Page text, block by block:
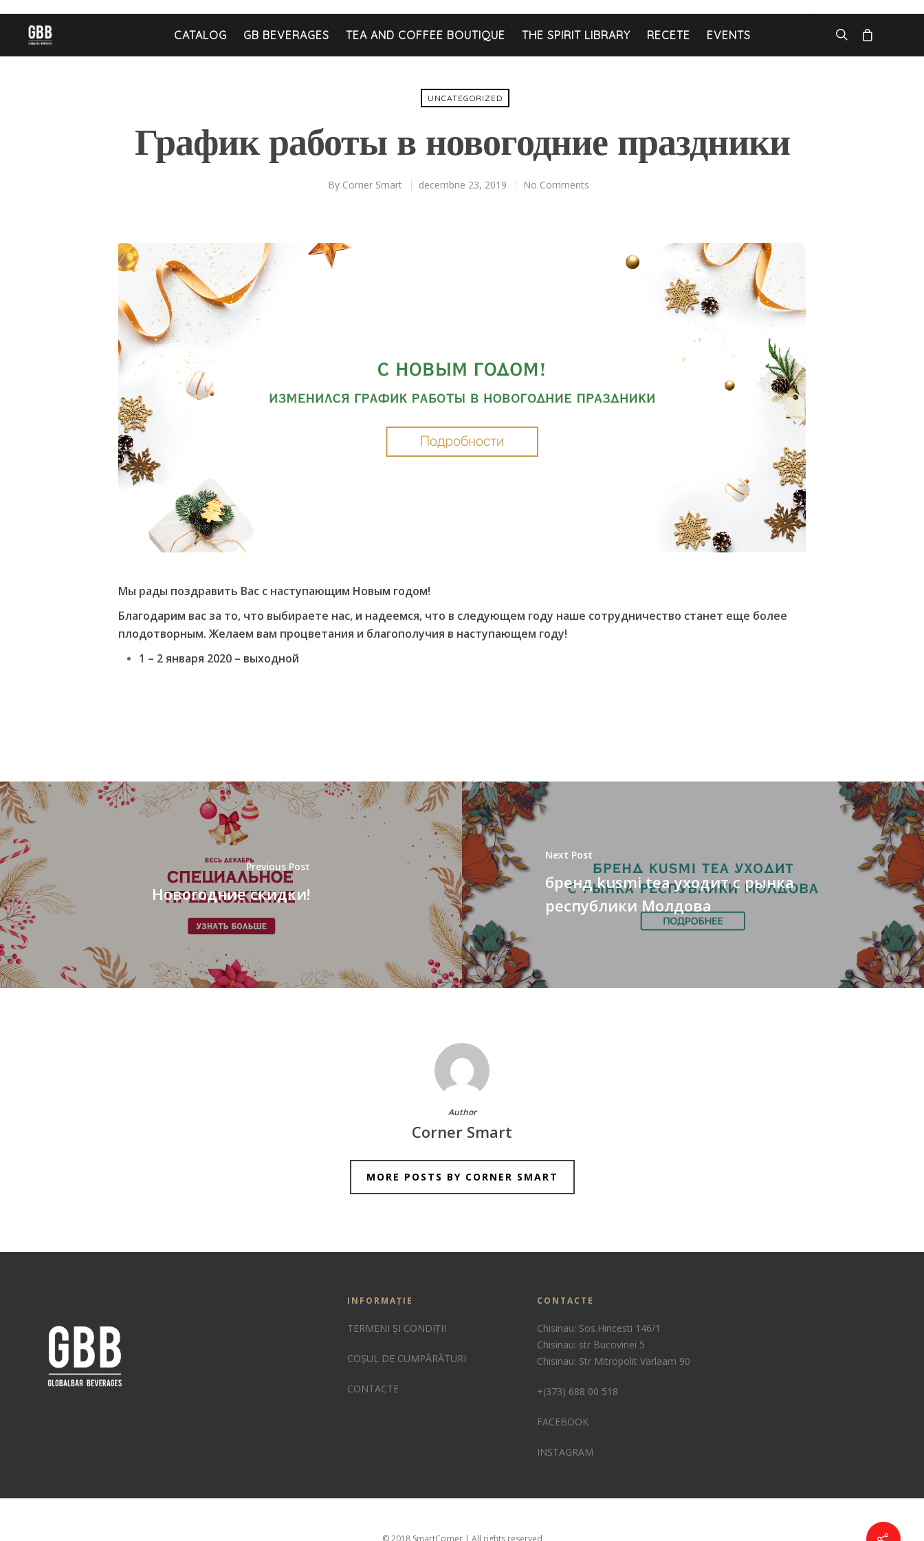
CATALOG GB BEVERAGES TEA AND COFFEE BOUTIQUE THE SPIRIT LIBRARY RECETE EVENTS
UNCATEGORIZED
График работы в новогодние праздники
By Corner Smart decembrie 23, 2019 No Comments
Мы рады поздравить Вас с наступающим Новым годом!
Благодарим вас за то, что выбираете нас, и надеемся, что в следующем году наше сотрудничество станет еще более
плодотворным. Желаем вам процветания и благополучия в наступающем году!
1 – 2 января 2020 – выходной
Previous Post
Новогодние скидки!
Next Post
бренд kusmi tea уходит с рынка
республики Mолдова
Author
Corner Smart
MORE POSTS BY CORNER SMART
INFORMAȚIE
TERMENI ȘI CONDIȚII
COȘUL DE CUMPĂRĂTURI
CONTACTE
CONTACTE
Chisinau: Sos.Hincesti 146/1
Chisinau: str Bucovinei 5
Chisinau: Str Mitropolit Varlaam 90
+(373) 688 00 518
FACEBOOK
INSTAGRAM
© 2018 SmartCorner | All rights reserved